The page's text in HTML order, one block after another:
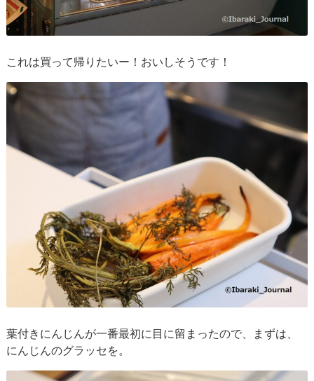
これは買って帰りたいー！おいしそうです！
葉付きにんじんが一番最初に目に留まったので、まずは、
にんじんのグラッセを。